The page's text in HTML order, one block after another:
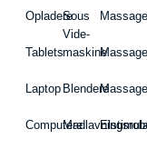
Opladere
Tablets
Laptop
Computere
Sous
Vide-
maskine
Blendere